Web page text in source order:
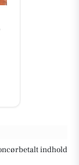
indhold